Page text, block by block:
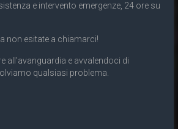
e intervento emergenze, 24 ore su
non esitate a chiamarci!
all’avanguardia e avvalendoci di
qualsiasi problema.